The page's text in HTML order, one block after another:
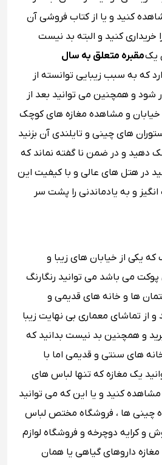
کنید و یا از کتاب فروشی آن
خریداری کنید و البته بد نیست
یکمقبره متعلق به سال
که به سبب زیبایی توانسته از
شود و همچنین می توانید بعد از
و مشاهده مغازه های کوچک
های چینی و تایلندی آن بزنید
دهید و در ضمن نا گفته نماند که
در هتل های عالی و با کیفیت این
و به یادماندنی را پشت سر
که یکی از خیابان های زیبا و
می باشد می توانید رنگارنگ
ها و خانه های قدیمی و
و از تماشای معماری بی نهایت زیبا
و همچنین بد نیست بدانید که
های سنتی و قدیمی اما با
یک مغازه که تنها لباس های
کنید و یا این که می توانید
چینی ها ، فروشگاه مختص لباس
و کرایه دوچرخه و فروشگاه لوازم
داروهای گیاهی یا همان